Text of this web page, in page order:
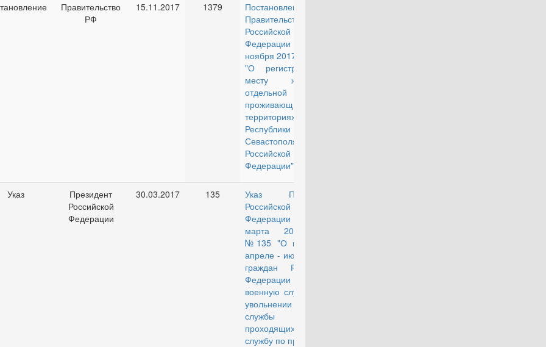
Правительство
РФ
15.11.2017 1379
Постановление
Правительства
Российской
Федерации от от 15
ноября 2017 г. N 1379
"О регистрации по
месту жительства
отдельной категории
проживающих на
территориях
Республики Крым и г.
Севастополя граждан
Российской
Федерации"
Указ
Президент
Российской
Федерации
30.03.2017 135
Указ Президента
Российской
Федерации от 30
марта 2017 года
№135 "О призыве в
апреле - июле 2017 г.
граждан Российской
Федерации на
военную службу и об
увольнении с военной
службы граждан,
проходящих военную
службу по призыву"